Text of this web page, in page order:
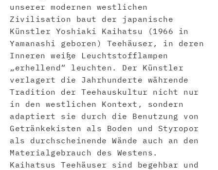
unserer modernen westlichen
Zivilisation baut der japanische
Künstler Yoshiaki Kaihatsu (1966 in
Yamanashi geboren) Teehäuser, in deren
Inneren weiße Leuchtstofflampen
„erhellend“ leuchten. Der Künstler
verlagert die Jahrhunderte währende
Tradition der Teehauskultur nicht nur
in den westlichen Kontext, sondern
adaptiert sie durch die Benutzung von
Getränkekisten als Boden und Styropor
als durchscheinende Wände auch an den
Materialgebrauch des Westens.
Kaihatsus Teehäuser sind begehbar und